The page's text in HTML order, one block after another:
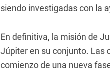
siendo investigadas con la
En definitiva, la misión de
Júpiter en su conjunto. Las
comienzo de una nueva